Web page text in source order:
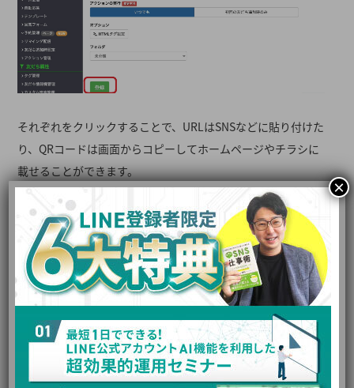
それぞれをクリックすることで、URLはSNSなどに貼り付けた
り、QRコードは画面からコピーしてホームページやチラシに
載せることができます。
LステップでQRコードを作成する
メリット4つ
×